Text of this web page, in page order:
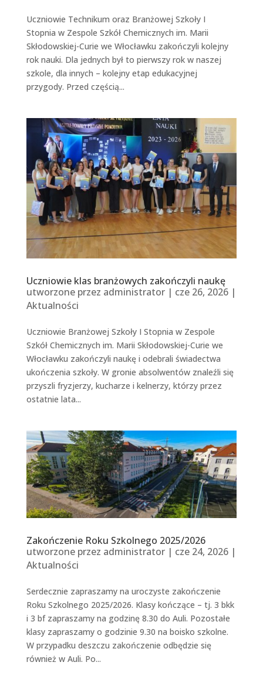
Uczniowie Technikum oraz Branżowej Szkoły I
Stopnia w Zespole Szkół Chemicznych im. Marii
Skłodowskiej-Curie we Włocławku zakończyli kolejny
rok nauki. Dla jednych był to pierwszy rok w naszej
szkole, dla innych – kolejny etap edukacyjnej
przygody. Przed częścią...
Uczniowie klas branżowych zakończyli naukę
utworzone przez administrator| cze 26, 2026|
Aktualności
Uczniowie Branżowej Szkoły I Stopnia w Zespole
Szkół Chemicznych im. Marii Skłodowskiej-Curie we
Włocławku zakończyli naukę i odebrali świadectwa
ukończenia szkoły. W gronie absolwentów znaleźli się
przyszli fryzjerzy, kucharze i kelnerzy, którzy przez
ostatnie lata...
Zakończenie Roku Szkolnego 2025/2026
utworzone przez administrator| cze 24, 2026|
Aktualności
Serdecznie zapraszamy na uroczyste zakończenie
Roku Szkolnego 2025/2026. Klasy kończące – tj. 3 bkk
i 3 bf zapraszamy na godzinę 8.30 do Auli. Pozostałe
klasy zapraszamy o godzinie 9.30 na boisko szkolne.
W przypadku deszczu zakończenie odbędzie się
również w Auli. Po...